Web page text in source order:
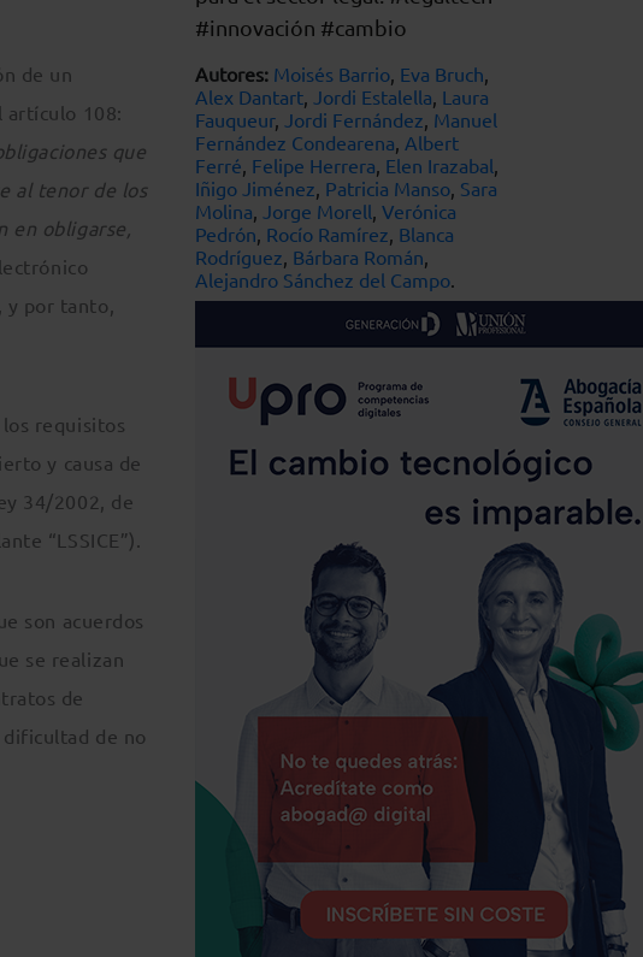
de un
artículo 108:
que
al tenor de los
en obligarse,
y por tanto,
requisitos
y causa de
34/2002, de
“LSSICE”).
son acuerdos
se realizan
de
dificultad de no
#innovación #cambio
Autores: Moisés Barrio, Eva Bruch,
Alex Dantart, Jordi Estalella, Laura
Fauqueur, Jordi Fernández, Manuel
Fernández Condearena, Albert
Ferré, Felipe Herrera, Elen Irazabal,
Iñigo Jiménez, Patricia Manso, Sara
Molina, Jorge Morell, Verónica
Pedrón, Rocío Ramírez, Blanca
Rodríguez, Bárbara Román,
Alejandro Sánchez del Campo.